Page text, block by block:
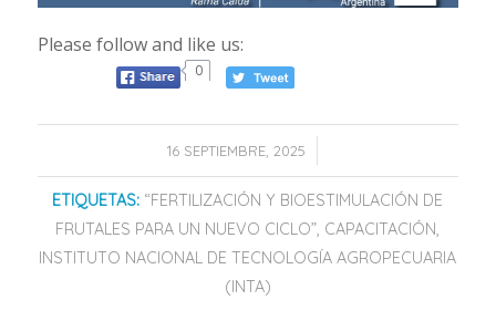
Please follow and like us:
0
16 SEPTIEMBRE, 2025
/
ETIQUETAS: “FERTILIZACIÓN Y BIOESTIMULACIÓN DE
FRUTALES PARA UN NUEVO CICLO”, CAPACITACIÓN,
INSTITUTO NACIONAL DE TECNOLOGÍA AGROPECUARIA
(INTA)